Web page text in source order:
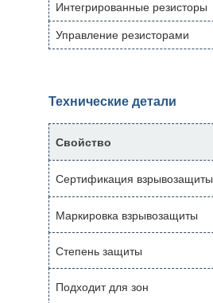
Интегрированные резисторы
Управление резисторами
Технические детали
Свойство
Сертификация взрывозащиты
Маркировка взрывозащиты
Степень защиты
Подходит для зон